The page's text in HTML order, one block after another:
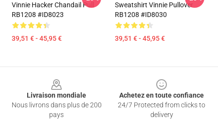
Vinnie Hacker Chandail Pull
RB1208 #ID8023
39,51 € - 45,95 €
Sweatshirt Vinnie Pullover
RB1208 #ID8030
39,51 € - 45,95 €
Livraison mondiale
Nous livrons dans plus de 200
pays
Achetez en toute confiance
24/7 Protected from clicks to
delivery